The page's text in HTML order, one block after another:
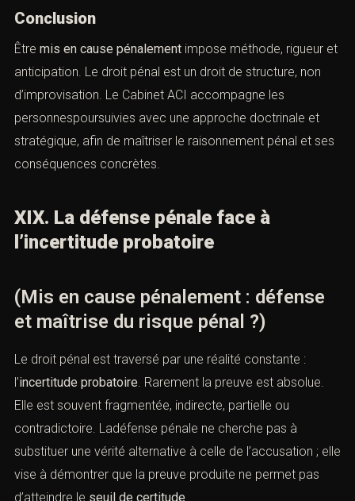
Conclusion
Être mis en cause pénalement impose méthode, rigueur et
anticipation. Le droit pénal est un droit de structure, non
d’improvisation. Le Cabinet ACI accompagne les
personnespoursuivies avec une approche doctrinale et
stratégique, afin de maîtriser le raisonnement pénal et ses
conséquences concrètes.
XIX. La défense pénale face à
l’incertitude probatoire
(Mis en cause pénalement : défense
et maîtrise du risque pénal ?)
Le droit pénal est traversé par une réalité constante :
l’incertitude probatoire. Rarement la preuve est absolue.
Elle est souvent fragmentée, indirecte, partielle ou
contradictoire. Ladéfense pénale ne cherche pas à
substituer une vérité alternative à celle de l’accusation ; elle
vise à démontrer que la preuve produite ne permet pas
d’atteindre le seuil de certitude